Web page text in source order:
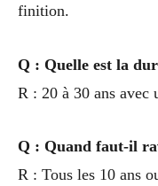
finition.
Q : Quelle est la
R : 20 à 30 ans avec
Q : Quand faut-il
R : Tous les 10 ans